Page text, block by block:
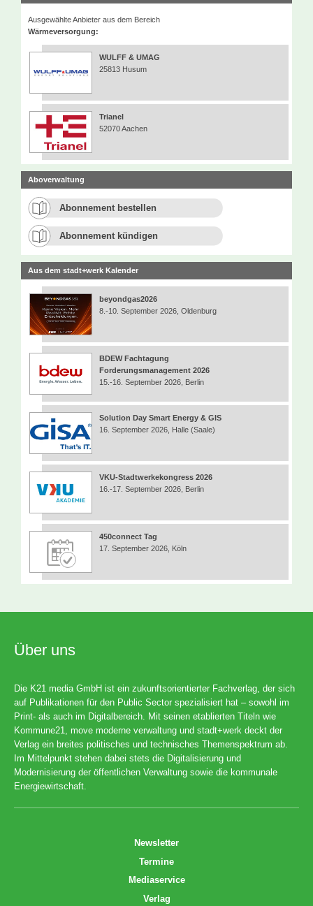
Ausgewählte Anbieter aus dem Bereich
Wärmeversorgung:
WULFF & UMAG
25813 Husum
Trianel
52070 Aachen
Aboverwaltung
Abonnement bestellen
Abonnement kündigen
Aus dem stadt+werk Kalender
beyondgas2026
8.-10. September 2026, Oldenburg
BDEW Fachtagung
Forderungsmanagement 2026
15.-16. September 2026, Berlin
Solution Day Smart Energy & GIS
16. September 2026, Halle (Saale)
VKU-Stadtwerkekongress 2026
16.-17. September 2026, Berlin
450connect Tag
17. September 2026, Köln
Über uns
Die K21 media GmbH ist ein zukunftsorientierter Fachverlag, der sich
auf Publikationen für den Public Sector spezialisiert hat – sowohl im
Print- als auch im Digitalbereich. Mit seinen etablierten Titeln wie
Kommune21, move moderne verwaltung und stadt+werk deckt der
Verlag ein breites politisches und technisches Themenspektrum ab.
Im Mittelpunkt stehen dabei stets die Digitalisierung und
Modernisierung der öffentlichen Verwaltung sowie die kommunale
Energiewirtschaft.
Newsletter
Termine
Mediaservice
Verlag